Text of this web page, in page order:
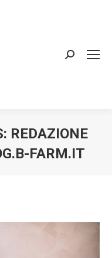
Search:
REDAZIONE
FARM.IT